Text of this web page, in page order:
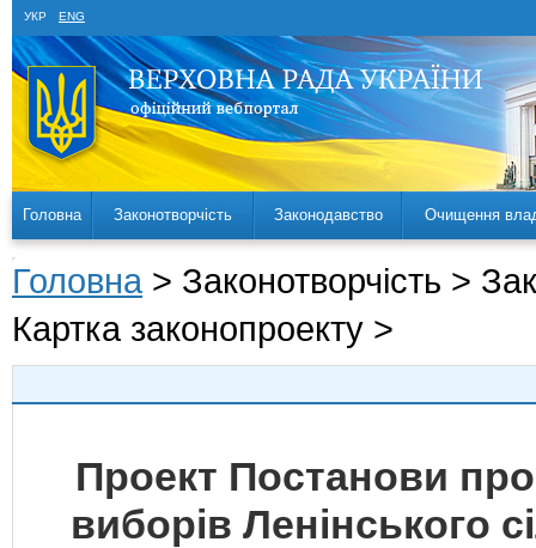
УКР ENG
Головна Законотворчість Законодавство Очищення
Головна > Законотворчість >
Картка законопроекту >
Проект Постанови
виборів Ленінського